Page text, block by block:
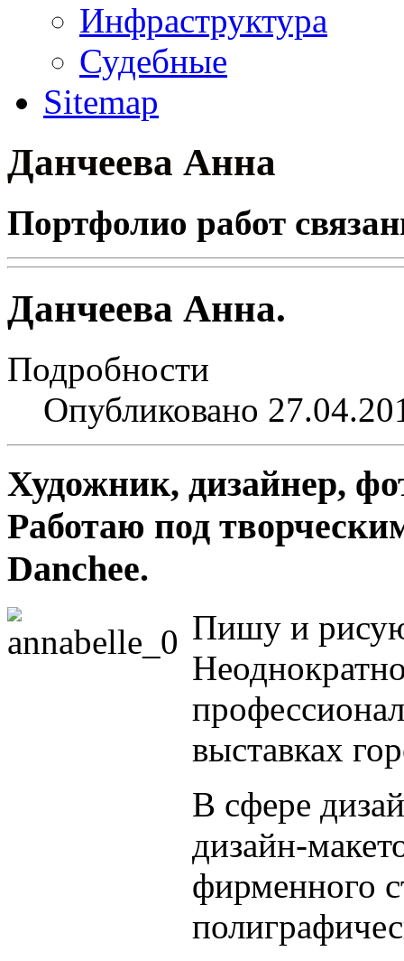
Инфраструктура
Судебные
Sitemap
Данчеева Анна
Портфолио работ
Данчеева Анна.
Подробности
Опубликовано
Художник, дизайнер,
Работаю под
Danchee.
Пишу и рисую
выставках
В сфере
дизайн-
фирменного